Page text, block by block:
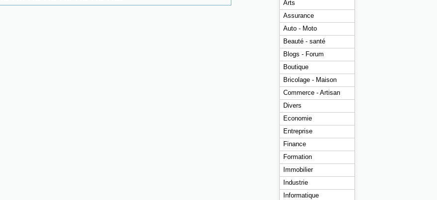
Arts
Assurance
Auto - Moto
Beauté - santé
Blogs - Forum
Boutique
Bricolage - Maison
Commerce - Artisan
Divers
Economie
Entreprise
Finance
Formation
Immobilier
Industrie
Informatique